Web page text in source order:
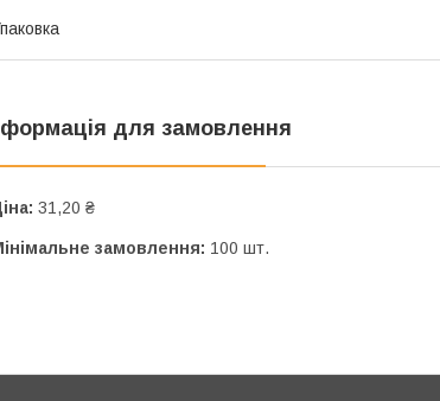
для замовлення
31,20 ₴
замовлення: 100 шт.